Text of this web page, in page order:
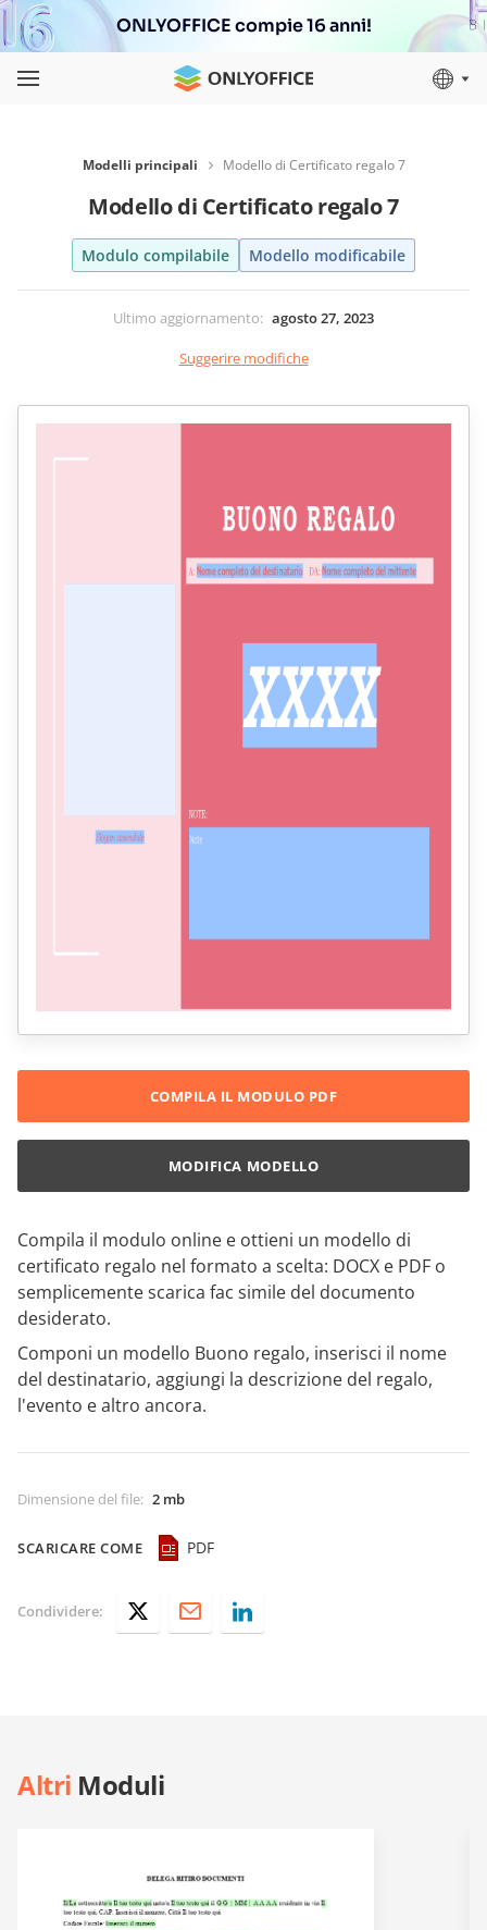
ONLYOFFICE compie 16 anni!
Modelli principali Modello di Certificato regalo 7
Modello di Certificato regalo 7
Modulo compilabile Modello modificabile
Ultimo aggiornamento: agosto 27, 2023
Suggerire modifiche
Compila il modulo online e ottieni un modello di
certificato regalo nel formato a scelta: DOCX e PDF o
semplicemente scarica fac simile del documento
desiderato.
Componi un modello Buono regalo, inserisci il nome
del destinatario, aggiungi la descrizione del regalo,
l'evento e altro ancora.
Dimensione del file: 2 mb
SCARICARE COME PDF
COMPILA IL MODULO PDF
MODIFICA MODELLO
Condividere:
Altri Moduli